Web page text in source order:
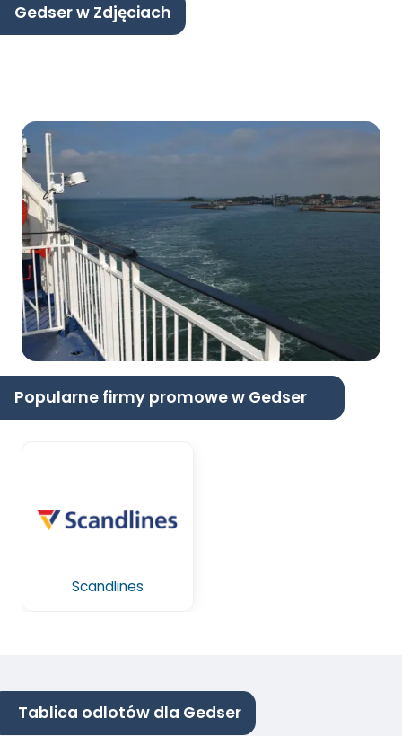
Gedser w Zdjęciach
Popularne firmy promowe w Gedser
Scandlines
Tablica odlotów dla Gedser